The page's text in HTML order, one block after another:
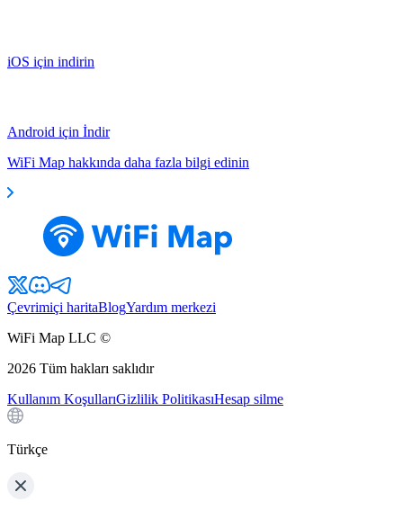
iOS için indirin
Android için İndir
WiFi Map hakkında daha fazla bilgi edinin
Çevrimiçi haritaBlogYardım merkezi
WiFi Map LLC ©
2026 Tüm hakları saklıdır
Kullanım KoşullarıGizlilik PolitikasıHesap silme
Türkçe